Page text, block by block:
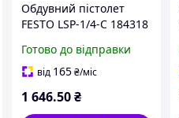
Обдувний пістолет
FESTO LSP-1/4-C 184318
Готово до відправки
від 165 ₴/міс
1 646.50 ₴